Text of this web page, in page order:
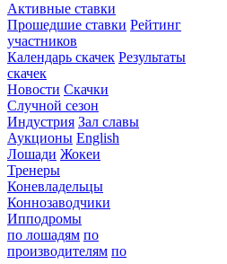
Активные ставки
Прошедшие ставки Рейтинг
участников
Календарь скачек Результаты
скачек
Новости Скачки
Случной сезон
Индустрия Зал славы
Аукционы English
Лошади Жокеи
Тренеры
Коневладельцы
Коннозаводчики
Ипподромы
по лошадям по
производителям по